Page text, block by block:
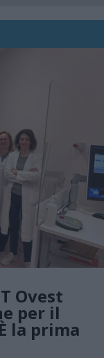
Ovest
per il
la prima